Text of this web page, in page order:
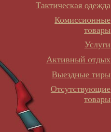
Тактическая одежда
Комиссионные
товары
Услуги
Активный отдых
Выездные тиры
Отсутствующие
товары